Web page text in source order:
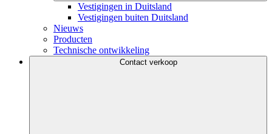
Vestigingen in Duitsland
Vestigingen buiten Duitsland
Nieuws
Producten
Technische ontwikkeling
Contact verkoop